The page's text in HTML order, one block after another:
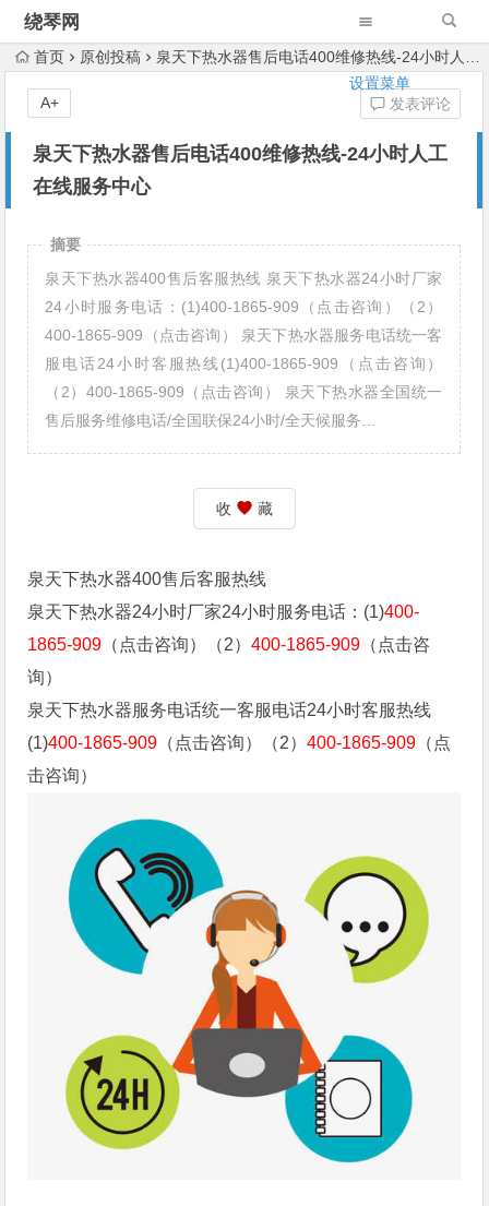
绕琴网
设置菜单
首页 原创投稿 泉天下热水器售后电话400维修热线-24小时人工在线服务中心
泉天下热水器售后电话400维修热线-24小时人工
在线服务中心
发表评论
A+
摘要
泉天下热水器400售后客服热线 泉天下热水器24小时厂家
24小时服务电话：(1)400-1865-909（点击咨询）（2）
400-1865-909（点击咨询） 泉天下热水器服务电话统一客
服电话24小时客服热线(1)400-1865-909（点击咨询）
（2）400-1865-909（点击咨询） 泉天下热水器全国统一
售后服务维修电话/全国联保24小时/全天候服务…
收 藏
泉天下热水器400售后客服热线
泉天下热水器24小时厂家24小时服务电话：(1)400-
1865-909 （点击咨询）（2）400-1865-909 （点击咨
询）
泉天下热水器服务电话统一客服电话24小时客服热线
(1)400-1865-909 （点击咨询）（2）400-1865-909 （点
击咨询）